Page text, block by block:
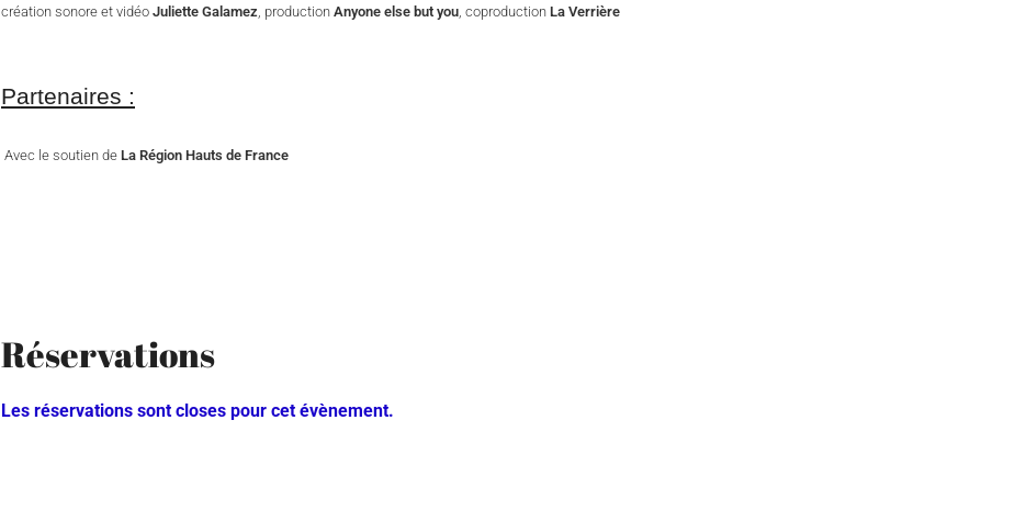
création sonore et vidéo Juliette Galamez, production Anyone else but you, coproduction La Verrière
Partenaires :
Avec le soutien de La Région Hauts de France
Réservations
Les réservations sont closes pour cet évènement.